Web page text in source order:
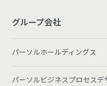
グループ会社
パーソルホールディングス
パーソルビジネスプロセスデ